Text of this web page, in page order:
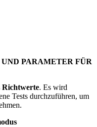
PARAMETER FÜR
Richtwerte. Es wird
Tests durchzuführen, um